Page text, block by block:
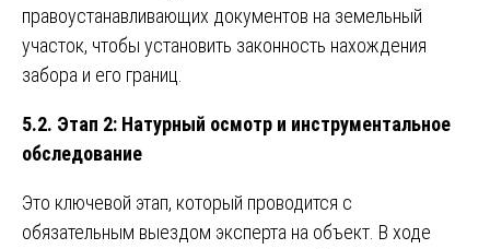
правоустанавливающих документов на земельный
участок, чтобы установить законность нахождения
забора и его границ.
5.2. Этап 2: Натурный осмотр и инструментальное
обследование
Это ключевой этап, который проводится с
обязательным выездом эксперта на объект. В ходе